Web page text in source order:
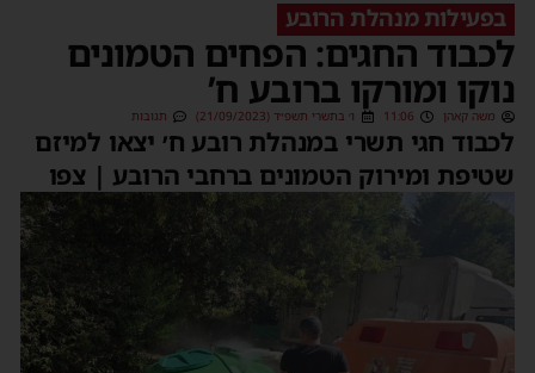
בפעילות מנהלת הרובע
לכבוד החגים: הפחים הטמונים
נוקו ומורקו ברובע ח’
משה קאהן 11:06 ו׳ בתשרי תשפ״ד (21/09/2023) תגובות
לכבוד חגי תשרי במנהלת רובע ח׳ יצאו למיזם
שטיפת ומירוק הטמונים ברחבי הרובע | צפו